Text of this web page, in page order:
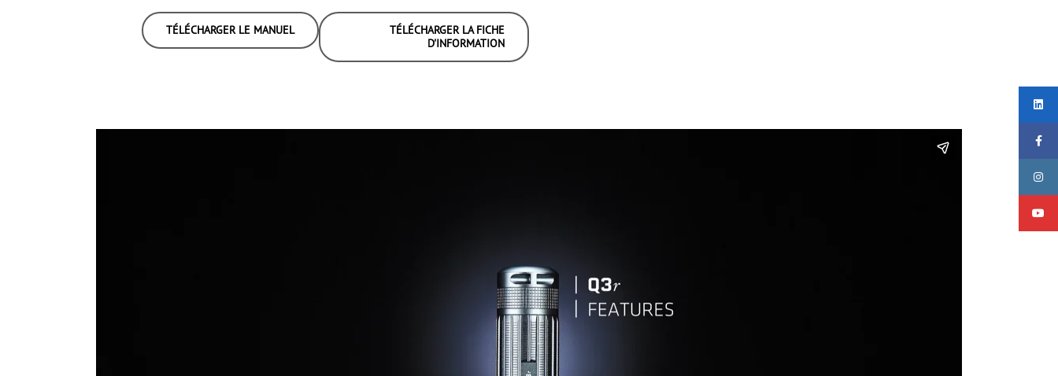
TÉLÉCHARGER LE MANUEL
TÉLÉCHARGER LA FICHE
D'INFORMATION